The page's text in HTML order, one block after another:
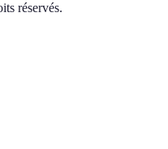
réservés.